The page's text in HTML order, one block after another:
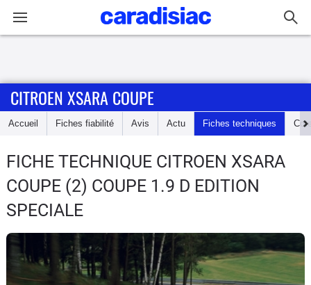
Accueil
Essais
Guide
d'achat
Electriques
CITROEN XSARA COUPE
Accueil Fiches fiabilité Avis Actu Fiches techniques
FICHE TECHNIQUE CITROEN XSARA
COUPE (2) COUPE 1.9 D EDITION
SPECIALE